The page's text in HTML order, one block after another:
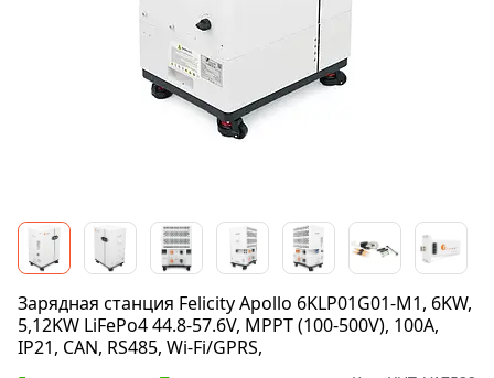
Зарядная станция Felicity Apollo 6KLP01G01-M1, 6KW,
5,12KW LiFePo4 44.8-57.6V, MPPT (100-500V), 100A,
IP21, CAN, RS485, Wi-Fi/GPRS,